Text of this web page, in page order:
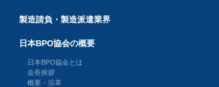
製造請負・製造派遣業界
日本BPO協会の概要
日本BPO協会とは
会長挨拶
概要・沿革